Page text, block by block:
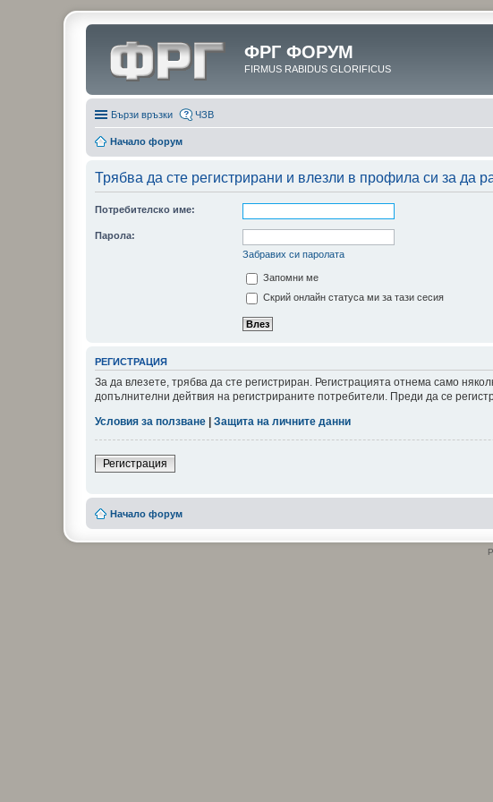
ФРГ ФОРУМ
FIRMUS RABIDUS GLORIFICUS
Бързи връзки ЧЗВ
Начало форум
Трябва да сте регистрирани и влезли в профила си за да
Потребителско име:
Парола:
Забравих си паролата
Запомни ме
Скрий онлайн статуса ми за тази сесия
РЕГИСТРАЦИЯ
За да влезете, трябва да сте регистриран. Регистрацията отнема само
допълнителни дейтвия на регистрираните потребители. Преди да се
Условия за ползване
Защита на личните данни
Регистрация
Начало форум